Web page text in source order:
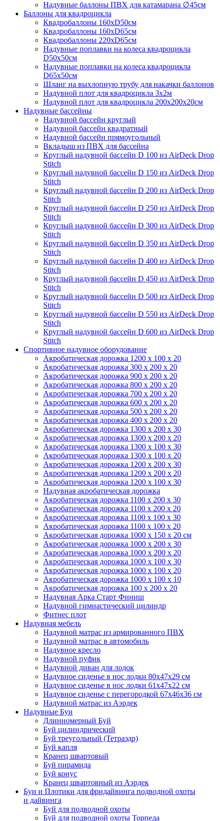
Надувные баллоны ПВХ для катамарана ∅45см
Баллоны для квадроцикла
Квадробаллоны 160хD50см
Квадробаллоны 160хD65см
Квадробаллоны 220хD65см
Надувные поплавки на колеса квадроцикла
D50х50см
Надувные поплавки на колеса квадроцикла
D65х50см
Шланг на выхлопную трубу для накачки баллонов
Надувной плот для квадроцикла 3х2м
Надувной плот для квадроцикла 200х200х20см
Надувные бассейны
Надувной бассейн круглый
Надувной бассейн квадратный
Надувной бассейн прямоугольный
Вкладыш из ПВХ для бассейна
Круглый надувной бассейн D 100 из AirDeck Drop
Stitch
Круглый надувной бассейн D 150 из AirDeck Drop
Stitch
Круглый надувной бассейн D 200 из AirDeck Drop
Stitch
Круглый надувной бассейн D 250 из AirDeck Drop
Stitch
Круглый надувной бассейн D 300 из AirDeck Drop
Stitch
Круглый надувной бассейн D 350 из AirDeck Drop
Stitch
Круглый надувной бассейн D 400 из AirDeck Drop
Stitch
Круглый надувной бассейн D 450 из AirDeck Drop
Stitch
Круглый надувной бассейн D 500 из AirDeck Drop
Stitch
Круглый надувной бассейн D 550 из AirDeck Drop
Stitch
Круглый надувной бассейн D 600 из AirDeck Drop
Stitch
Спортивное надувное оборудование
Акробатическая дорожка 1200 x 100 x 20
Акробатическая дорожка 300 x 200 x 20
Акробатическая дорожка 900 x 200 x 20
Акробатическая дорожка 800 x 200 x 20
Акробатическая дорожка 700 x 200 x 20
Акробатическая дорожка 600 x 200 x 20
Акробатическая дорожка 500 x 200 x 20
Акробатическая дорожка 400 x 200 x 20
Акробатическая дорожка 1300 x 200 x 30
Акробатическая дорожка 1300 x 200 x 20
Акробатическая дорожка 1300 x 100 x 30
Акробатическая дорожка 1300 x 100 x 20
Акробатическая дорожка 1200 x 200 x 30
Акробатическая дорожка 1200 x 200 x 20
Акробатическая дорожка 1200 x 100 x 30
Надувная акробатическая дорожка
Акробатическая дорожка 1100 x 200 x 30
Акробатическая дорожка 1100 x 200 x 20
Акробатическая дорожка 1100 x 100 x 30
Акробатическая дорожка 1100 x 100 x 20
Акробатическая дорожка 1000 x 150 x 20 см
Акробатическая дорожка 1000 x 200 x 30
Акробатическая дорожка 1000 x 200 x 20
Акробатическая дорожка 1000 x 100 x 30
Акробатическая дорожка 1000 x 100 x 20
Акробатическая дорожка 1000 x 100 x 10
Акробатическая дорожка 100 x 200 x 20
Надувная Арка Старт Финиш
Надувной гимнастический цилиндр
Фитнес плот
Надувная мебель
Надувной матрас из армированного ПВХ
Надувной матрас в автомобиль
Надувное кресло
Надувной пуфик
Надувной диван для лодок
Надувное сиденье в нос лодки 80х47х29 см
Надувное сиденье в нос лодки 61х47х22 см
Надувное сиденье с перегородкой 67х46х36 см
Надувной матрас из Аэрдек
Надувные Буи
Длинномерный Буй
Буй цилиндрический
Буй треугольный (Тетраэдр)
Буй капля
Кранец швартовый
Буй пирамида
Буй конус
Кранец швартовный из Аэрдек
Буи и Плотики для фридайвинга подводной охоты
и дайвинга
Буй для подводной охоты
Буй для подводной охоты Торпеда